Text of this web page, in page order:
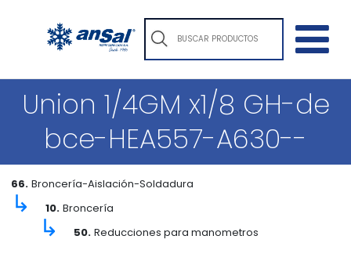
Union 1/4GM x1/8 GH-de
bce-HEA557-A630--
66. Broncería-Aislación-Soldadura
↳ 10. Broncería
↳ 50. Reducciones para manometros